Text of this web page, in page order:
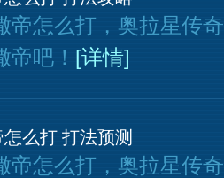
帝怎么打，奥拉星传
吧！ [详情]
么打 打法预测
帝怎么打，奥拉星传